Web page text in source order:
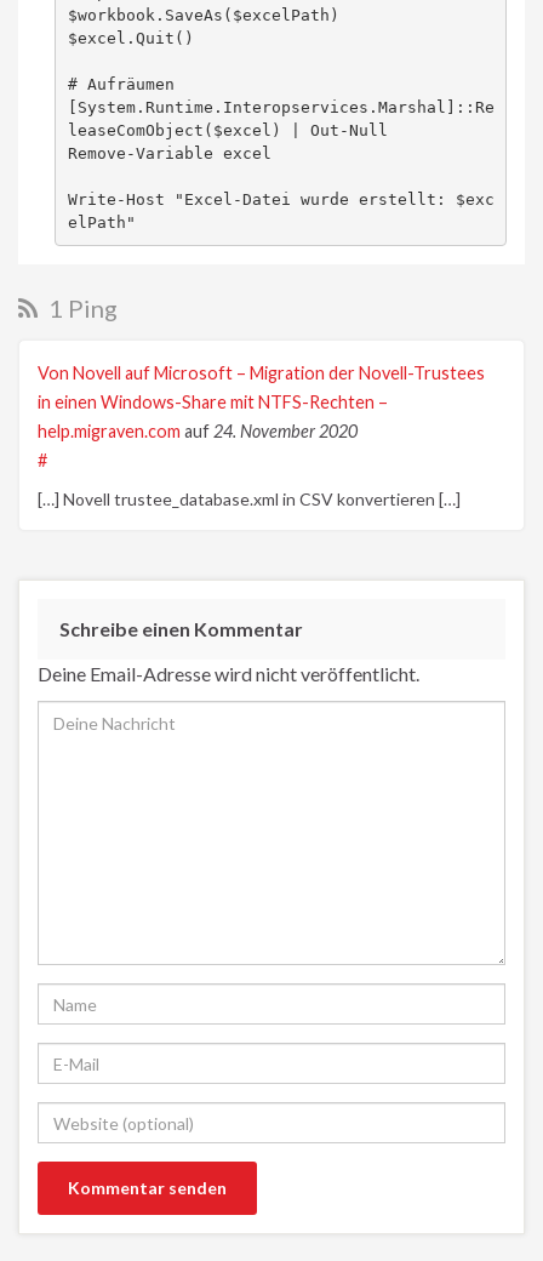
$workbook.SaveAs($excelPath)
$excel.Quit()
# Aufräumen
[System.Runtime.Interopservices.Marshal]::Re
leaseComObject($excel) | Out-Null
Remove-Variable excel
Write-Host "Excel-Datei wurde erstellt: $exc
1 Ping
Von Novell auf Microsoft – Migration der Novell-Trustees
in einen Windows-Share mit NTFS-Rechten –
help.migraven.com auf24. November 2020
#
[…] Novell trustee_database.xml in CSV konvertieren […]
Schreibe einen Kommentar
Deine Email-Adresse wird nicht veröffentlicht.